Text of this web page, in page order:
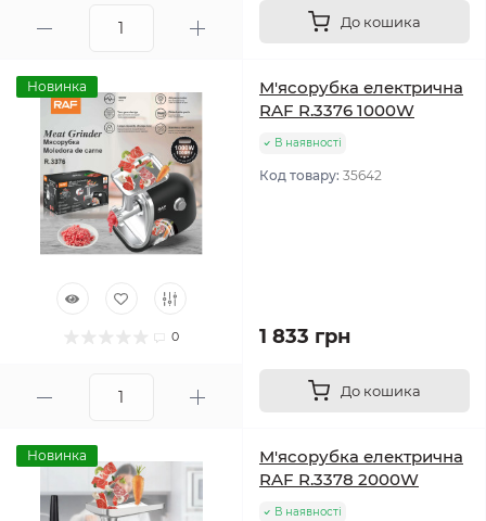
До кошика
Новинка
0
М'ясорубка електрична
RAF R.3376 1000W
В наявності
Код товару: 35642
1 833 грн
До кошика
Новинка
М'ясорубка електрична
RAF R.3378 2000W
В наявності